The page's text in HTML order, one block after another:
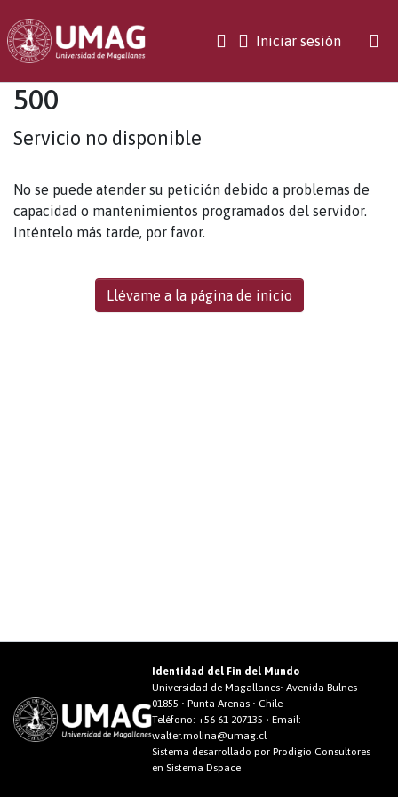
Iniciar sesión(current)
500
Servicio no disponible
No se puede atender su petición debido a problemas de
capacidad o mantenimientos programados del servidor.
Inténtelo más tarde, por favor.
Llévame a la página de inicio
Identidad del Fin del Mundo
Universidad de Magallanes• Avenida Bulnes
01855 • Punta Arenas • Chile
Teléfono:+56 61 207135 • Email:
walter.molina@umag.cl
Sistema desarrollado por Prodigio Consultores
en Sistema Dspace